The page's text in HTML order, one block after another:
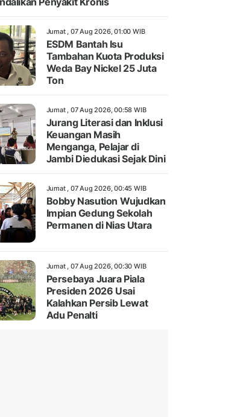
Jumat , 07 Aug 2026, 01:00 WIB
ESDM Bantah Isu
Tambahan Kuota Produksi
Weda Bay Nickel 25 Juta
Ton
Jumat , 07 Aug 2026, 00:58 WIB
Jurang Literasi dan Inklusi
Keuangan Masih
Menganga, Pelajar di
Jambi Diedukasi Sejak Dini
Jumat , 07 Aug 2026, 00:45 WIB
Bobby Nasution Wujudkan
Impian Gedung Sekolah
Permanen di Nias Utara
Jumat , 07 Aug 2026, 00:30 WIB
Persebaya Juara Piala
Presiden 2026 Usai
Kalahkan Persib Lewat
Adu Penalti